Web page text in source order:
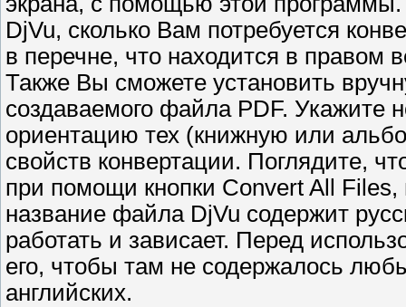
DjVu, сколько Вам потребуется
в перечне, что находится в правом
Также Вы сможете установить
создаваемого файла PDF. Укажите
ориентацию тех (книжную или
свойств конвертации. Поглядите,
при помощи кнопки Convert All Files,
название файла DjVu содержит
работать и зависает. Перед
его, чтобы там не содержалось
английских.